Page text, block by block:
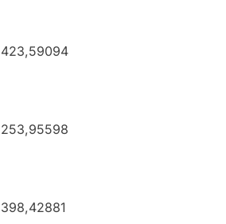
423,59094
253,95598
398,42881